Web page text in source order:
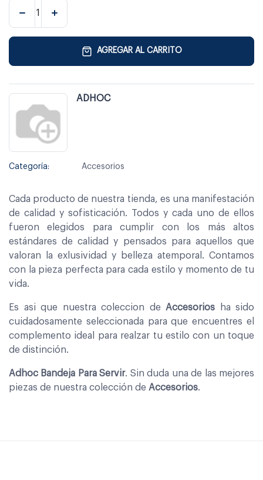
AGREGAR AL CARRITO
ADHOC
Categoría: Accesorios
Cada producto de nuestra tienda, es una manifestación
de calidad y sofisticación. Todos y cada uno de ellos
fueron elegidos para cumplir con los más altos
estándares de calidad y pensados para aquellos que
valoran la exlusividad y belleza atemporal. Contamos
con la pieza perfecta para cada estilo y momento de tu
vida.
Es asi que nuestra coleccion de Accesorios ha sido
cuidadosamente seleccionada para que encuentres el
complemento ideal para realzar tu estilo con un toque
de distinción.
Adhoc Bandeja Para Servir. Sin duda una de las mejores
piezas de nuestra colección de Accesorios.